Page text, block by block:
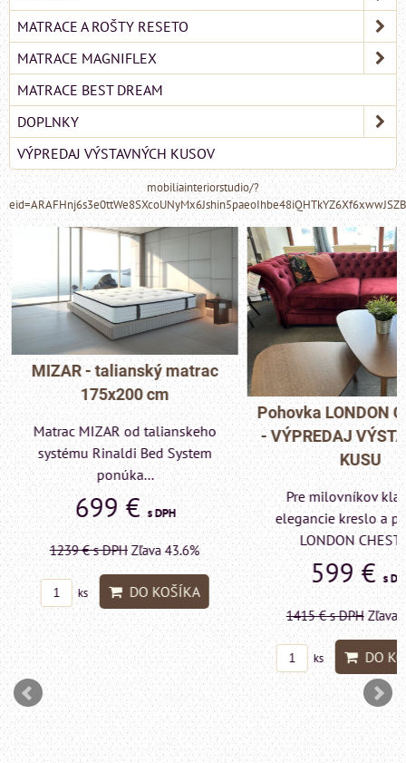
MATRACE A ROŠTY RESETO
MATRACE MAGNIFLEX
MATRACE BEST DREAM
DOPLNKY
VÝPREDAJ VÝSTAVNÝCH KUSOV
mobiliainteriorstudio/?
MIZAR - talianský matrac
175x200 cm
Matrac MIZAR od talianskeho
systému Rinaldi Bed System
ponúka...
699 €s DPH
1239 €s DPH Zľava 43.6%
ks DO KOŠÍKA
Pohovka LONDON
- VÝPREDAJ
KUSU
Pre milovníkov
elegancie kreslo a
LONDON
599 €s
1415 €s DPH Zľava
ks DO